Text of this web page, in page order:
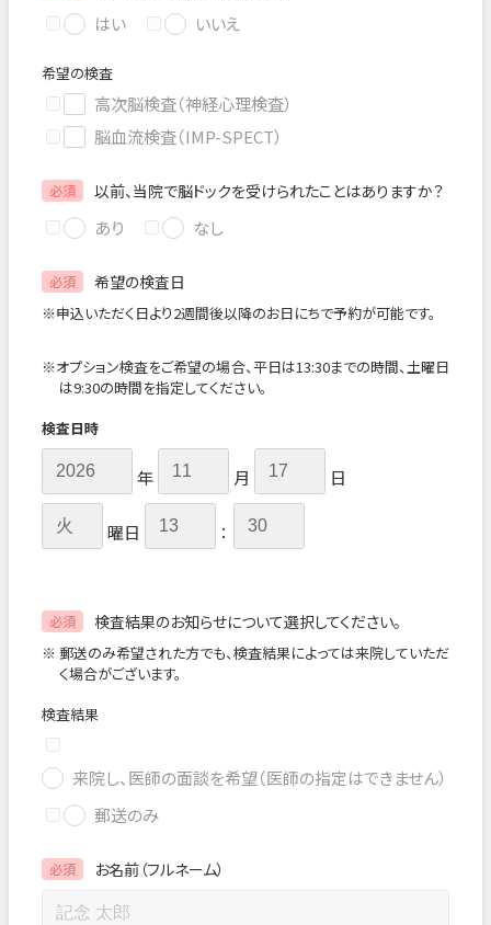
はい いいえ
希望の検査
高次脳検査（神経心理検査）
脳血流検査（IMP-SPECT）
必須 以前、当院で脳ドックを受けられたことはありますか？
あり なし
必須 希望の検査日
※申込いただく日より2週間後以降のお日にちで予約が可能です。
※オプション検査をご希望の場合、平日は13:30までの時間、土曜日
は9:30の時間を指定してください。
検査日時
年 月 日
曜日 ：
必須 検査結果のお知らせについて選択してください。
※ 郵送のみ希望された方でも、検査結果によっては来院していただ
く場合がございます。
検査結果
来院し、医師の面談を希望（医師の指定はできません）
郵送のみ
必須 お名前（フルネーム）